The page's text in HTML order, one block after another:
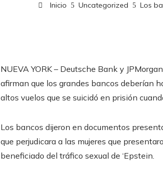
Inicio Uncategorized Los
NUEVA YORK – Deutsche Bank y
afirman que los grandes bancos deberían
altos vuelos que se suicidó en prisión
Los bancos dijeron en documentos
que perjudicara a las mujeres que
beneficiado del tráfico sexual de ‘Epstein.